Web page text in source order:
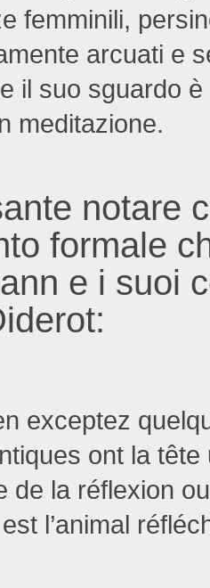
femminili,
arcuati e
il suo sguardo
meditazione.
notare
formale
e i suoi
exceptez
ont la tête
de la réflexion
est l’animal